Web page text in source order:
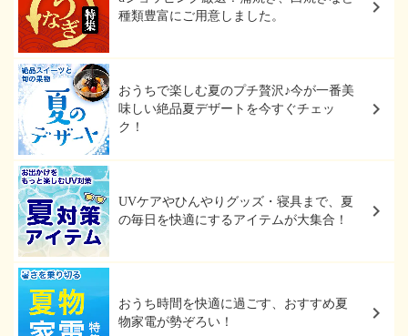
種類豊富にご用意しました。
おうちで楽しむ夏のプチ贅沢♪今が一番美
味しい絶品夏デザートを今すぐチェッ
ク！
UVケアやひんやりグッズ・寝具まで、夏
の毎日を快適にするアイテムが大集合！
おうち時間を快適に過ごす、おすすめ夏
物家電が勢ぞろい！